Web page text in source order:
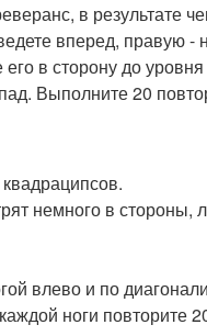
в результате
вперед, правую -
в сторону до
Выполните 20
немного в стороны,
влево и по
ноги повторите